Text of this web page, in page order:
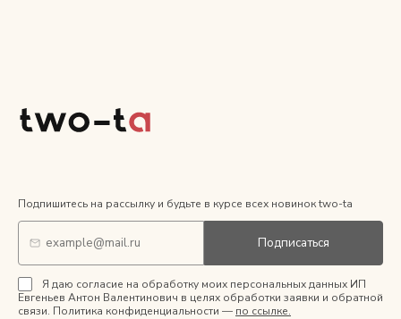
Подпишитесь на рассылку и будьте в курсе всех новинок two-ta
Подписаться
Я даю согласие на обработку моих персональных данных ИП
Евгеньев Антон Валентинович в целях обработки заявки и обратной
связи. Политика конфиденциальности — по ссылке.